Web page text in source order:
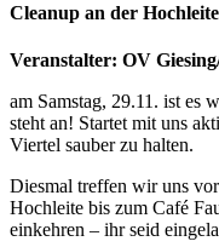
Cleanup an der Hochleite
Veranstalter: OV
am Samstag, 29.11. ist es
steht an! Startet mit uns
Viertel sauber zu halten.
Diesmal treffen wir uns
Hochleite bis zum Café
einkehren – ihr seid